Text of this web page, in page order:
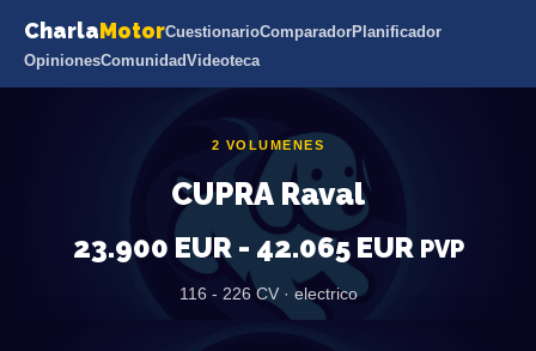
CharlaMotorCuestionarioComparadorPlanificador
OpinionesComunidadVideoteca
2 VOLUMENES
CUPRA Raval
23.900 EUR - 42.065 EUR PVP
116 - 226 CV · electrico